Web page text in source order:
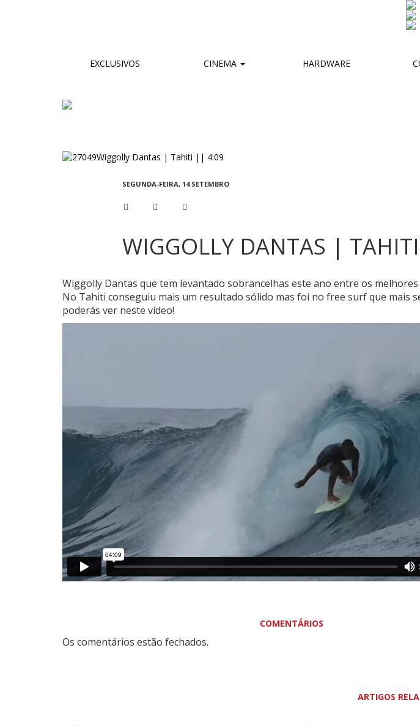
EXCLUSIVOS CINEMA HARDWARE
SEGUNDA-FEIRA, 14 SETEMBRO
WIGGOLLY DANTAS |
Wiggolly Dantas que tem levantado sobrancelhas este ano entre os
No Tahiti conseguiu mais um resultado sólido mas foi no free surf que mais
poderás ver neste vídeo!
COMENTÁRIOS
Os comentários estão fechados.
ARTIGOS